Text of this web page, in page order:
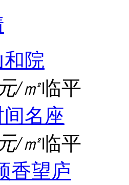
院
/㎡临平
名座
/㎡临平
香望庐